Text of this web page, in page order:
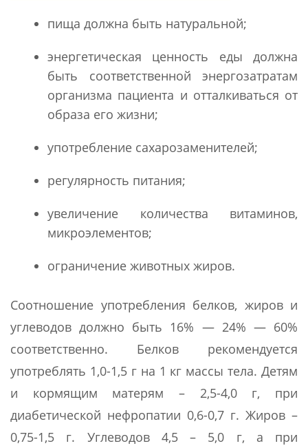
пища должна быть натуральной;
энергетическая ценность еды должна
быть соответственной энергозатратам
организма пациента и отталкиваться от
образа его жизни;
употребление сахарозаменителей;
регулярность питания;
увеличение количества витаминов,
микроэлементов;
ограничение животных жиров.
Соотношение употребления белков, жиров и
углеводов должно быть 16% — 24% — 60%
соответственно. Белков рекомендуется
употреблять 1,0-1,5 г на 1 кг массы тела. Детям
и кормящим матерям – 2,5-4,0 г, при
диабетической нефропатии 0,6-0,7 г. Жиров –
0,75-1,5 г. Углеводов 4,5 – 5,0 г, а при